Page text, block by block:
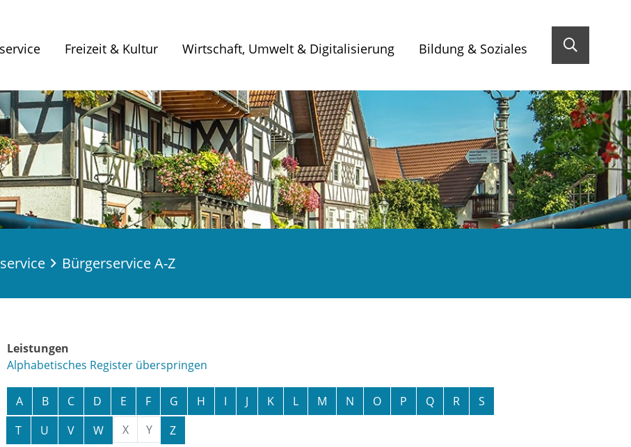
Freizeit & Kultur Wirtschaft, Umwelt & Digitalisierung Bildung & Soziales
Bürgerservice A-Z
Leistungen
Alphabetisches Register überspringen
A B C D E F G H I J K L M N O P Q R
S
T
U V W X Y Z